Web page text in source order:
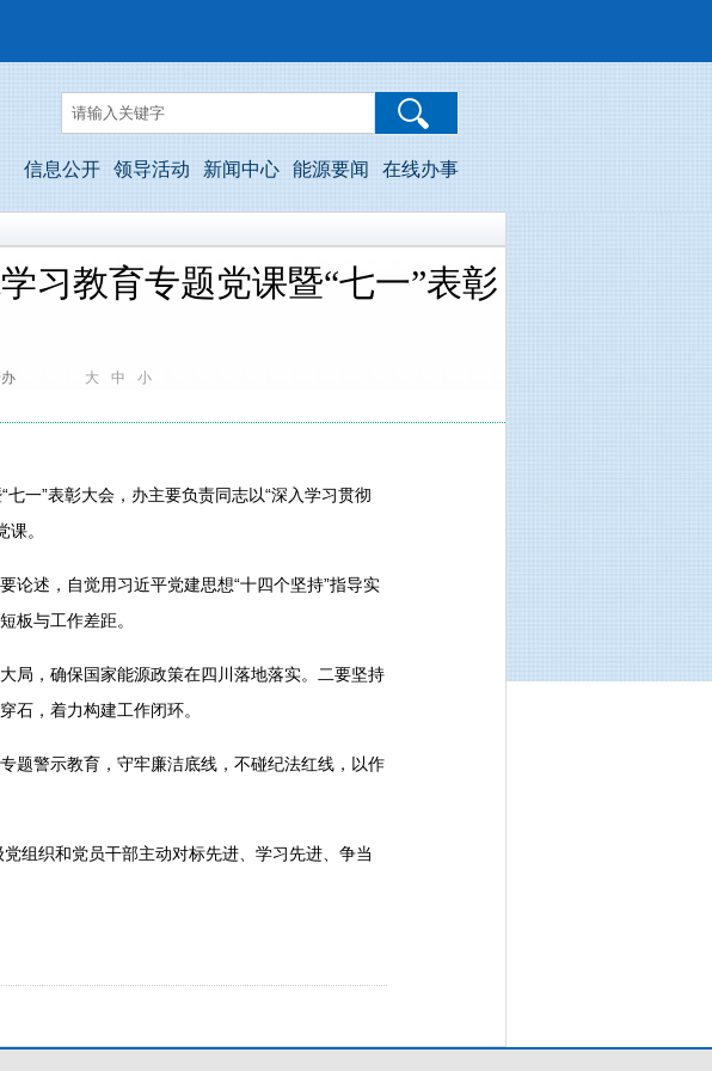
信息公开 领导活动 新闻中心 能源要闻 在线办事
习教育专题党课暨“七一”表彰
大 中 小
一”表彰大会，办主要负责同志以“深入学习贯彻
。
论述，自觉用习近平党建思想“十四个坚持”指导实
板与工作差距。
局，确保国家能源政策在四川落地落实。二要坚持
石，着力构建工作闭环。
题警示教育，守牢廉洁底线，不碰纪法红线，以作
组织和党员干部主动对标先进、学习先进、争当